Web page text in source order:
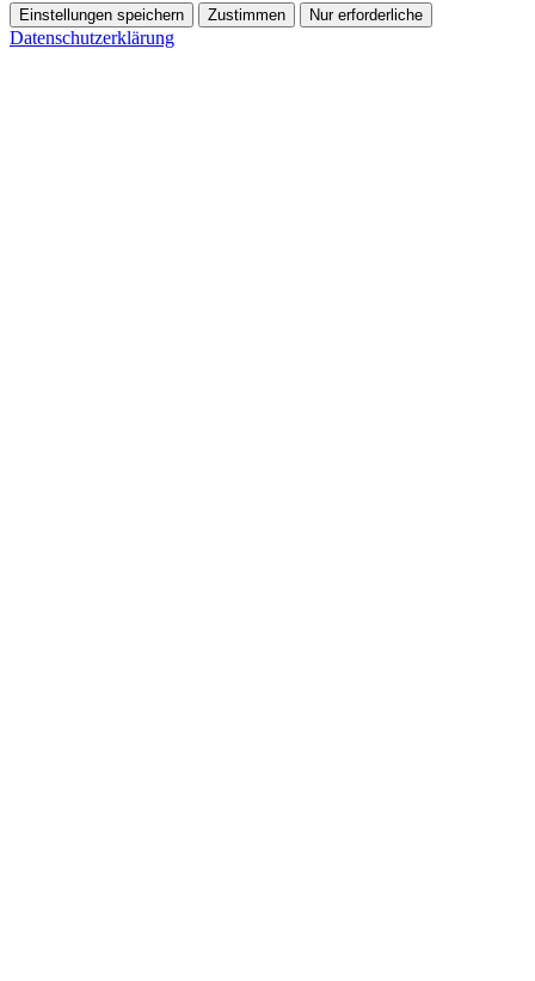
Einstellungen speichern Zustimmen Nur erforderliche
Datenschutzerklärung